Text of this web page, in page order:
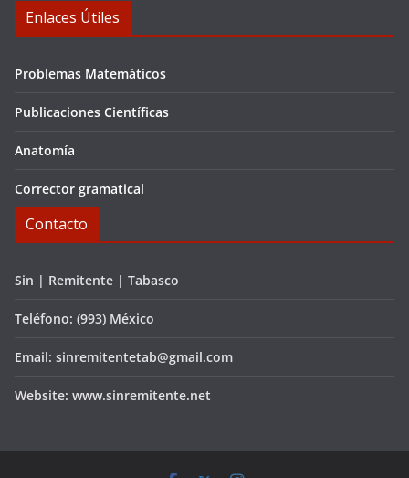
Enlaces Útiles
Problemas Matemáticos
Publicaciones Científicas
Anatomía
Corrector gramatical
Contacto
Sin | Remitente | Tabasco
Teléfono: (993) México
Email: sinremitentetab@gmail.com
Website: www.sinremitente.net